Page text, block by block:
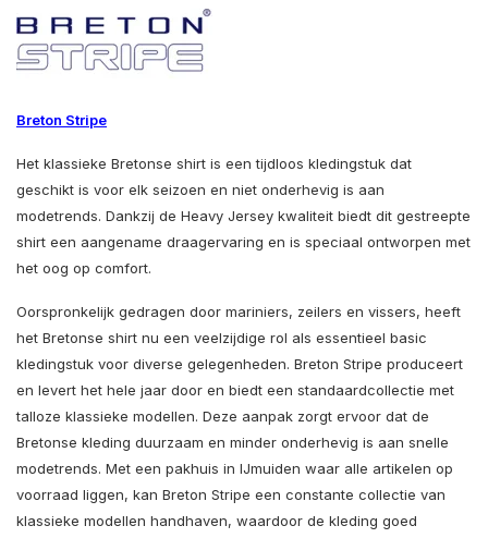
Breton Stripe
Het klassieke Bretonse shirt is een tijdloos kledingstuk dat
geschikt is voor elk seizoen en niet onderhevig is aan
modetrends. Dankzij de Heavy Jersey kwaliteit biedt dit gestreepte
shirt een aangename draagervaring en is speciaal ontworpen met
het oog op comfort.
Oorspronkelijk gedragen door mariniers, zeilers en vissers, heeft
het Bretonse shirt nu een veelzijdige rol als essentieel basic
kledingstuk voor diverse gelegenheden. Breton Stripe produceert
en levert het hele jaar door en biedt een standaardcollectie met
talloze klassieke modellen. Deze aanpak zorgt ervoor dat de
Bretonse kleding duurzaam en minder onderhevig is aan snelle
modetrends. Met een pakhuis in IJmuiden waar alle artikelen op
voorraad liggen, kan Breton Stripe een constante collectie van
klassieke modellen handhaven, waardoor de kleding goed